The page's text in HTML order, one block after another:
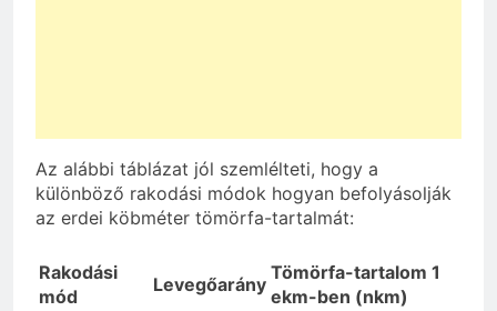
Az alábbi táblázat jól szemlélteti, hogy a
különböző rakodási módok hogyan befolyásolják
az erdei köbméter tömörfa-tartalmát:
Rakodási
mód
Levegőarány
Tömörfa-tartalom 1
ekm-ben (nkm)